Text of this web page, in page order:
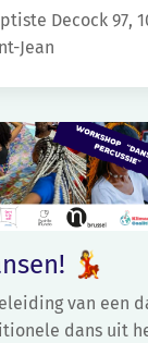
Decock 97,
Jean
💃
van een
dans uit